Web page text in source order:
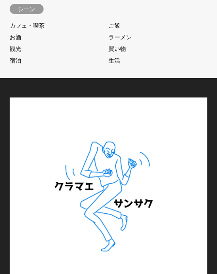
シーン
カフェ・喫茶
ご飯
お酒
ラーメン
観光
買い物
宿泊
生活